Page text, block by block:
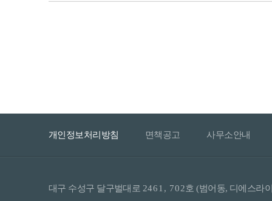
개인정보처리방침 면책공고 사무소안내
대구 수성구 달구벌대로 2461, 702호 (범어동, 디에스